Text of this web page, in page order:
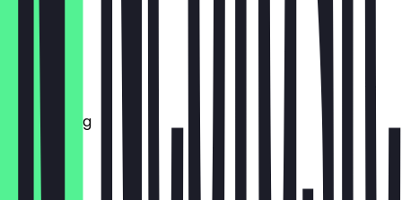
Montag
Dienstag
Mittwoch
Donnerstag
Freitag
Samstag
Sonntag